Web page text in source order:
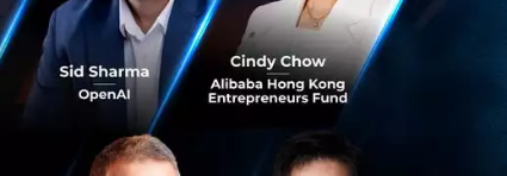
อบที่สำคัญที่สุด
บริหาร บริษัท
ที่
นทุกที่ ทุกเวลา